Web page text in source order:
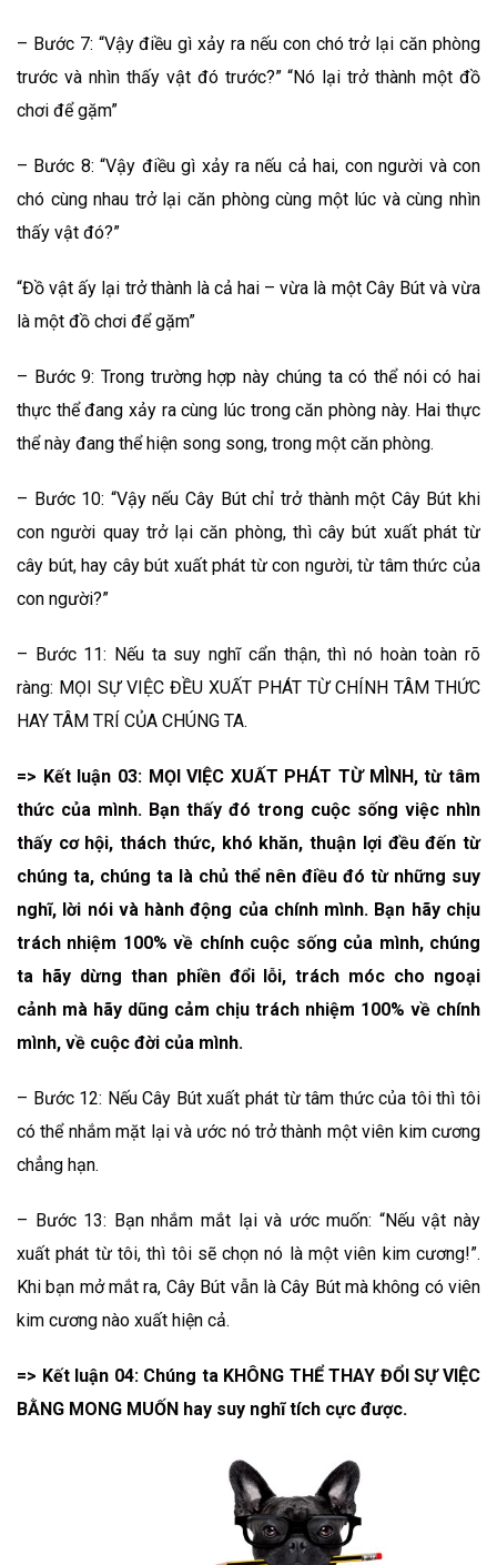
– Bước 7: “Vậy điều gì xảy ra nếu con chó trở lại căn phòng
trước và nhìn thấy vật đó trước?” “Nó lại trở thành một đồ
chơi để gặm”
– Bước 8: “Vậy điều gì xảy ra nếu cả hai, con người và con
chó cùng nhau trở lại căn phòng cùng một lúc và cùng nhìn
thấy vật đó?”
“Đồ vật ấy lại trở thành là cả hai – vừa là một Cây Bút và vừa
là một đồ chơi để gặm”
– Bước 9: Trong trường hợp này chúng ta có thể nói có hai
thực thể đang xảy ra cùng lúc trong căn phòng này. Hai thực
thể này đang thể hiện song song, trong một căn phòng.
– Bước 10: “Vậy nếu Cây Bút chỉ trở thành một Cây Bút khi
con người quay trở lại căn phòng, thì cây bút xuất phát từ
cây bút, hay cây bút xuất phát từ con người, từ tâm thức của
con người?”
– Bước 11: Nếu ta suy nghĩ cẩn thận, thì nó hoàn toàn rõ
ràng: MỌI SỰ VIỆC ĐỀU XUẤT PHÁT TỪ CHÍNH TÂM THỨC
HAY TÂM TRÍ CỦA CHÚNG TA.
=> Kết luận 03: MỌI VIỆC XUẤT PHÁT TỪ MÌNH, từ tâm
thức của mình. Bạn thấy đó trong cuộc sống việc nhìn
thấy cơ hội, thách thức, khó khăn, thuận lợi đều đến từ
chúng ta, chúng ta là chủ thể nên điều đó từ những suy
nghĩ, lời nói và hành động của chính mình. Bạn hãy chịu
trách nhiệm 100% về chính cuộc sống của mình, chúng
ta hãy dừng than phiền đổi lỗi, trách móc cho ngoại
cảnh mà hãy dũng cảm chịu trách nhiệm 100% về chính
mình, về cuộc đời của mình.
– Bước 12: Nếu Cây Bút xuất phát từ tâm thức của tôi thì tôi
có thể nhắm mặt lại và ước nó trở thành một viên kim cương
chẳng hạn.
– Bước 13: Bạn nhắm mắt lại và ước muốn: “Nếu vật này
xuất phát từ tôi, thì tôi sẽ chọn nó là một viên kim cương!”.
Khi bạn mở mắt ra, Cây Bút vẫn là Cây Bút mà không có viên
kim cương nào xuất hiện cả.
=> Kết luận 04: Chúng ta KHÔNG THỂ THAY ĐỔI SỰ VIỆC
BẰNG MONG MUỐN hay suy nghĩ tích cực được.